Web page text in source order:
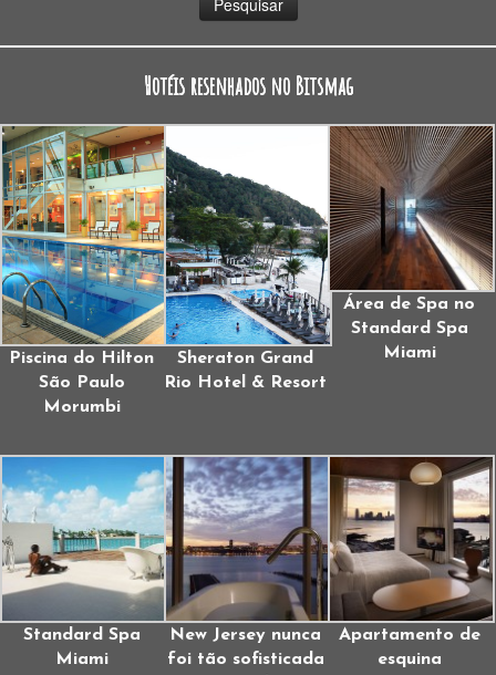
Hotéis resenhados no Bitsmag
Piscina do Hilton
São Paulo
Morumbi
Sheraton Grand
Rio Hotel & Resort
Área de Spa no
Standard Spa
Miami
Standard Spa
Miami
New Jersey nunca
foi tão sofisticada
Apartamento de
esquina